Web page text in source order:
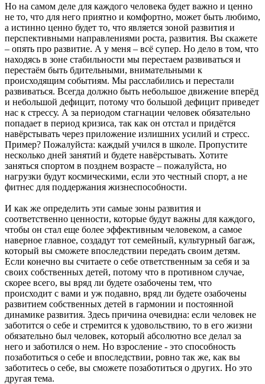
Но на самом деле для каждого человека будет важно и ценно
не то, что для него приятно и комфортно, может быть любимо,
а истинно ценно будет то, что является зоной развития и
перспективными направлениями роста, развития. Вы скажете
– опять про развитие. А у меня – всё супер. Но дело в том, что
находясь в зоне стабильности мы перестаем развиваться и
перестаём быть бдительными, внимательными к
происходящим событиям. Мы расслабились и перестали
развиваться. Всегда должно быть небольшое движение вперёд
и небольшой дефицит, потому что большой дефицит приведет
нас к стрессу. А за периодом стагнации человек обязательно
попадает в период кризиса, так как он отстал и придётся
навёрстывать через приложение излишних усилий и стресс.
Пример? Пожалуйста: каждый учился в школе. Пропустите
несколько дней занятий и будете навёрстывать. Хотите
заняться спортом в позднем возрасте – пожалуйста, но
нагрузки будут космическими, если это честный спорт, а не
фитнес для поддержания жизнеспособности.
И как же определить эти самые зоны развития и
соответственно ценности, которые будут важны для каждого,
чтобы он стал еще более эффективным человеком, а самое
наверное главное, создадут тот семейный, культурный багаж,
который вы сможете впоследствии передать своим детям.
Если конечно вы считаете о себе ответственным за себя и за
своих собственных детей, потому что в противном случае,
скорее всего, вы вряд ли будете озабочены тем, что
происходит с вами и уж подавно, вряд ли будете озабочены
развитием собственных детей в гармонии и постоянной
динамике развития. Здесь причина очевидна: если человек не
заботится о себе и стремится к удовольствию, то в его жизни
обязательно был человек, который абсолютно все делал за
него и заботился о нем. Но взросление - это способность
позаботиться о себе и впоследствии, ровно так же, как вы
заботитесь о себе, вы сможете позаботиться о других. Но это
другая тема.